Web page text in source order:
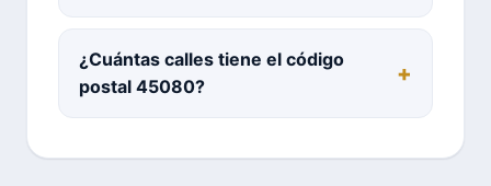
¿Cuántas calles tiene el código
postal 45080?